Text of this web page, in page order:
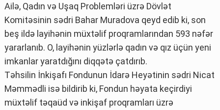
Ailə, Qadın və Uşaq Problemləri üzrə Dövlət
Komitəsinin sədri Bahar Muradova qeyd edib ki, son
beş ildə layihənin müxtəlif proqramlarından 593 nəfər
yararlanıb. O, layihənin yüzlərlə qadın və qız üçün yeni
imkanlar yaratdığını diqqətə çatdırıb.
Təhsilin İnkişafı Fondunun İdarə Heyətinin sədri Nicat
Məmmədli isə bildirib ki, Fondun həyata keçirdiyi
müxtəlif təqaüd və inkişaf proqramları üzrə